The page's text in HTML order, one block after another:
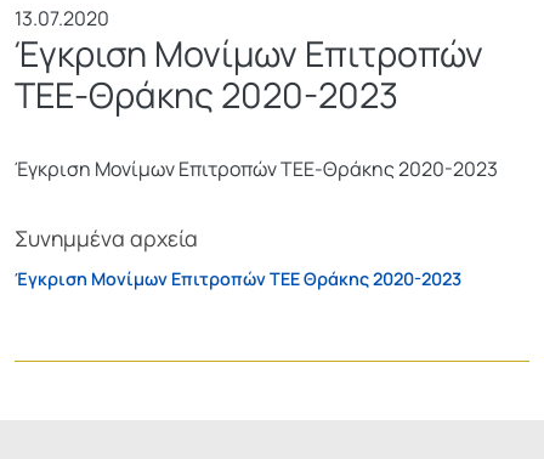
13.07.2020
Έγκριση Μονίμων Επιτροπών
ΤΕΕ-Θράκης 2020-2023
Έγκριση Μονίμων Επιτροπών ΤΕΕ-Θράκης 2020-2023
Συνημμένα αρχεία
Έγκριση Μονίμων Επιτροπών ΤΕΕ Θράκης 2020-2023